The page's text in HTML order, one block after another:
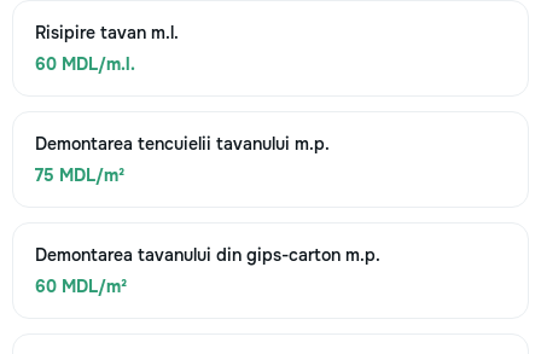
Risipire tavan m.l.
60 MDL/m.l.
Demontarea tencuielii tavanului m.p.
75 MDL/m²
Demontarea tavanului din gips-carton m.p.
60 MDL/m²